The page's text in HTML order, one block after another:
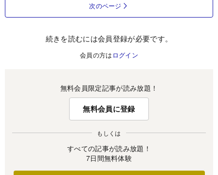
次のページ
続きを読むには会員登録が必要です。
会員の方は ログイン
無料会員限定記事が読み放題！
無料会員に登録
もしくは
すべての記事が読み放題！
7日間無料体験